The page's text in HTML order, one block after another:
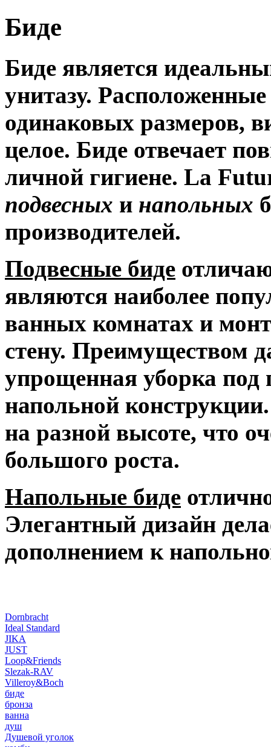
Биде
Биде является
унитазу.
одинаковых размеров,
целое. Биде отвечает
личной гигиене. La
подвесных и напольных
производителей.
Подвесные биде
являются наиболее
ванных комнатах и
стену. Преимуществом
упрощенная уборка под
напольной
на разной высоте, что
большого роста.
Напольные биде
Элегантный дизайн
дополнением к
Dornbracht
Ideal Standard
JIKA
JUST
Loop&Friends
Slezak-RAV
Villeroy&Boch
биде
бронза
ванна
душ
Душевой уголок